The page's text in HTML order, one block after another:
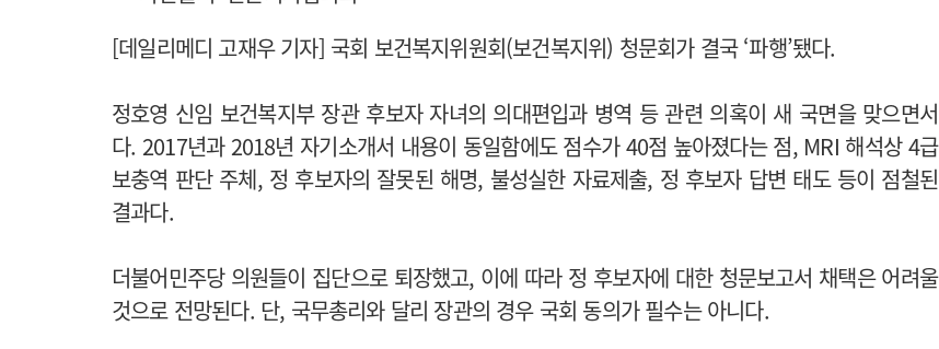
[데일리메디 고재우 기자] 국회 보건복지위원회(보건복지위) 청문회가 결국 ‘파행’됐다.
정호영 신임 보건복지부 장관 후보자 자녀의 의대편입과 병역 등 관련 의혹이 새 국면을 맞으면서
다. 2017년과 2018년 자기소개서 내용이 동일함에도 점수가 40점 높아졌다는 점, MRI 해석상 4급
보충역 판단 주체, 정 후보자의 잘못된 해명, 불성실한 자료제출, 정 후보자 답변 태도 등이 점철된
결과다.
더불어민주당 의원들이 집단으로 퇴장했고, 이에 따라 정 후보자에 대한 청문보고서 채택은 어려울
것으로 전망된다. 단, 국무총리와 달리 장관의 경우 국회 동의가 필수는 아니다.